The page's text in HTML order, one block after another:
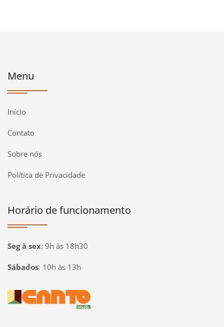
Menu
Início
Contato
Sobre nós
Política de Privacidade
Horário de funcionamento
Seg à sex: 9h às 18h30
Sábados: 10h às 13h
Página inicial